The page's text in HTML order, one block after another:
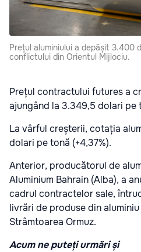
Prețul aluminiului a depășit 3.400
conflictului din Orientul Mijlociu.
Prețul contractului futures a
ajungând la 3.349,5 dolari pe
La vârful creșterii, cotația
dolari pe tonă (+4,37%).
Anterior, producătorul de
Aluminium Bahrain (Alba), a
cadrul contractelor sale,
livrări de produse din
Strâmtoarea Ormuz.
Acum ne puteți urmări și